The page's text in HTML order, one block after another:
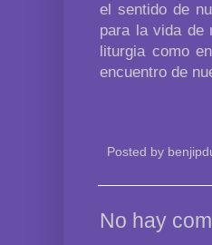
el sentido de
para la vida de
liturgia como
encuentro de
Posted by
No hay